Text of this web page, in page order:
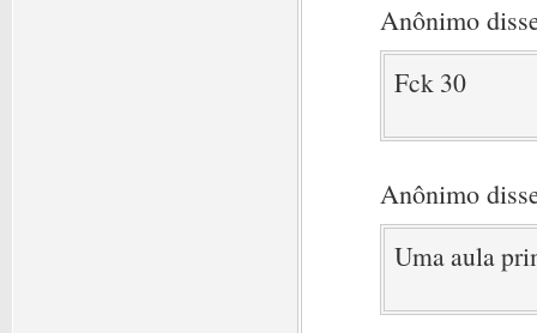
Anônimo
Fck 30
Anônimo
Uma aula